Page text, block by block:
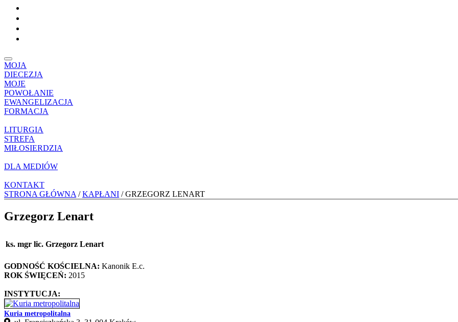
MOJA
DIECEZJA
MOJE
POWOŁANIE
EWANGELIZACJA
FORMACJA
LITURGIA
STREFA
MIŁOSIERDZIA
DLA MEDIÓW
KONTAKT
STRONA GŁÓWNA /KAPŁANI / GRZEGORZ LENART
Grzegorz Lenart
ks. mgr lic. Grzegorz Lenart
GODNOŚĆ KOŚCIELNA: Kanonik E.c.
ROK ŚWIĘCEŃ: 2015
INSTYTUCJA:
Kuria metropolitalna